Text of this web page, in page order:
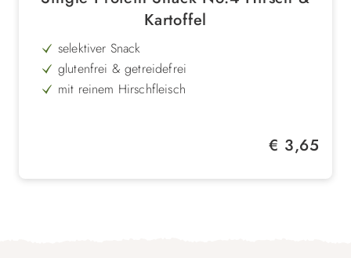
Kartoffel
selektiver Snack
glutenfrei & getreidefrei
mit reinem Hirschfleisch
Regulärer Preis:
€ 3,65